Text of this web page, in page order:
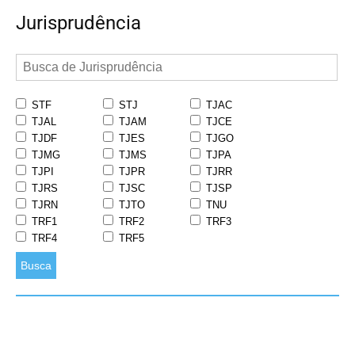
Jurisprudência
STF STJ
TJAC
TJAL
TJAM
TJCE
TJDF
TJES
TJGO
TJMG
TJMS
TJPA
TJPI
TJPR
TJRR
TJRS
TJSC
TJSP
TJRN
TJTO
TNU
TRF1
TRF2
TRF3
TRF4
TRF5
Busca